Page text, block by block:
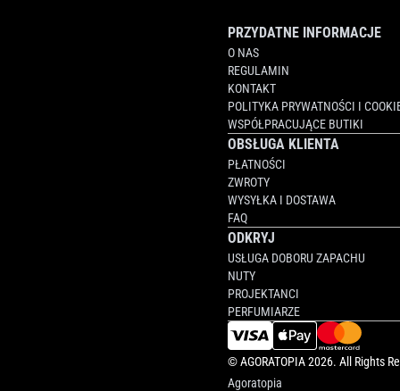
PRZYDATNE INFORMACJE
O NAS
REGULAMIN
KONTAKT
POLITYKA PRYWATNOŚCI I
WSPÓŁPRACUJĄCE BUTIKI
OBSŁUGA KLIENTA
PŁATNOŚCI
ZWROTY
WYSYŁKA I DOSTAWA
FAQ
ODKRYJ
USŁUGA DOBORU ZAPACHU
NUTY
PROJEKTANCI
PERFUMIARZE
©AGORATOPIA2026. All Rights
Agoratopia